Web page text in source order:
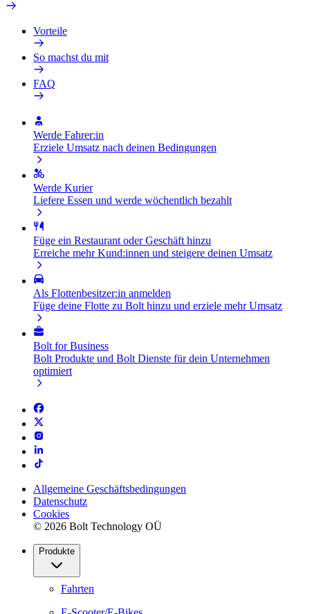
Vorteile
So machst du mit
FAQ
Werde Fahrer:in
Erziele Umsatz nach deinen Bedingungen
Werde Kurier
Liefere Essen und werde wöchentlich bezahlt
Füge ein Restaurant oder Geschäft hinzu
Erreiche mehr Kund:innen und steigere deinen Umsatz
Als Flottenbesitzer:in anmelden
Füge deine Flotte zu Bolt hinzu und erziele mehr Umsatz
Bolt for Business
Bolt Produkte und Bolt Dienste für dein Unternehmen
optimiert
Allgemeine Geschäftsbedingungen
Datenschutz
Cookies
© 2026 Bolt Technology OÜ
Produkte
Fahrten